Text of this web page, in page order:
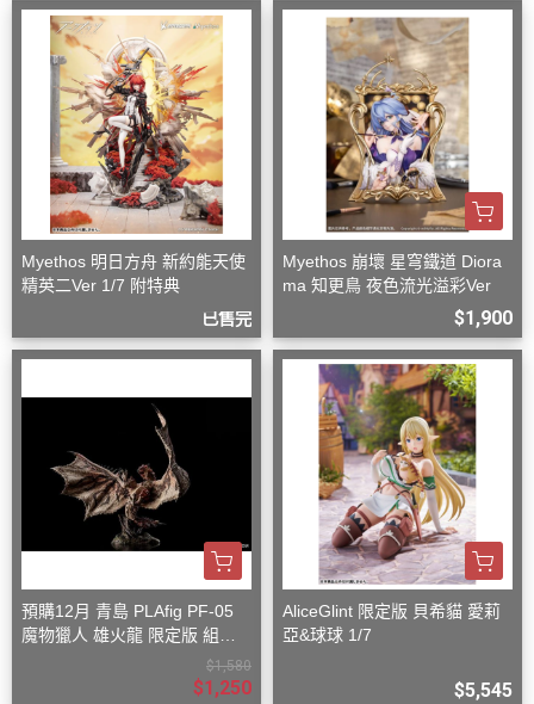
Myethos 明日方舟 新約能天使
精英二Ver 1/7 附特典
已售完
Myethos 崩壞 星穹鐵道 Diora
ma 知更鳥 夜色流光溢彩Ver
$1,900
預購12月 青島 PLAfig PF-05
魔物獵人 雄火龍 限定版 組裝
$1,580
$1,250
AliceGlint 限定版 貝希貓 愛莉
亞&球球 1/7
$5,545